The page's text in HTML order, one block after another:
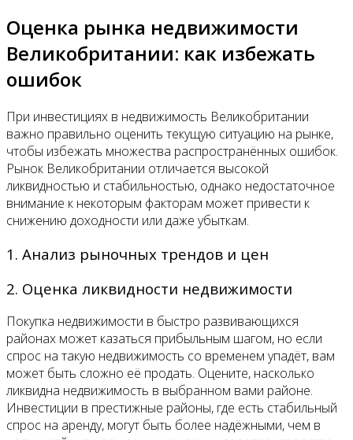
Оценка рынка недвижимости
Великобритании: как избежать
ошибок
При инвестициях в недвижимость Великобритании
важно правильно оценить текущую ситуацию на рынке,
чтобы избежать множества распространённых ошибок.
Рынок Великобритании отличается высокой
ликвидностью и стабильностью, однако недостаточное
внимание к некоторым факторам может привести к
снижению доходности или даже убыткам.
1. Анализ рыночных трендов и цен
2. Оценка ликвидности недвижимости
Покупка недвижимости в быстро развивающихся
районах может казаться прибыльным шагом, но если
спрос на такую недвижимость со временем упадёт, вам
может быть сложно её продать. Оцените, насколько
ликвидна недвижимость в выбранном вами районе.
Инвестиции в престижные районы, где есть стабильный
спрос на аренду, могут быть более надёжными, чем в